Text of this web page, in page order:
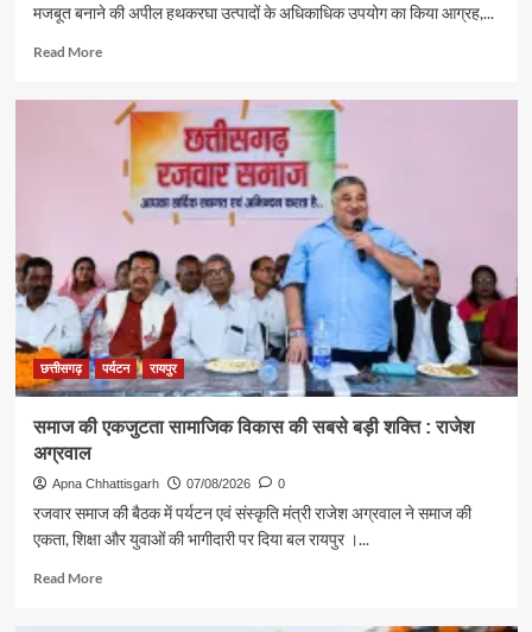
मजबूत बनाने की अपील हथकरघा उत्पादों के अधिकाधिक उपयोग का किया आग्रह,...
Read MoreRead
पर्यटन
संस्कृति
राजेश
अग्रवाल
दिया
स्वदेशी
अपनाने
का
संदेश
छत्तीसगढ़ पर्यटन रायपुर
समाज की एकजुटता सामाजिक विकास की सबसे बड़ी शक्ति : राजेश
अग्रवाल
Apna Chhattisgarh 07/08/2026 0
रजवार समाज की बैठक में पर्यटन एवं संस्कृति मंत्री राजेश अग्रवाल ने समाज की
एकता, शिक्षा और युवाओं की भागीदारी पर दिया बल रायपुर ।...
Read MoreRead